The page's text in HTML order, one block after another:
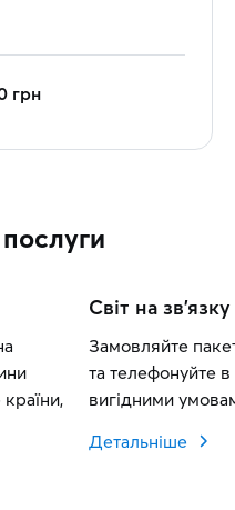
грн
Світ на
Замовляйте
та телефонуйте в
вигідними
Детальніше